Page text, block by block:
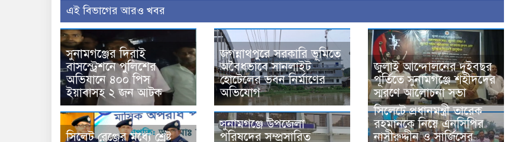
এই বিভাগের আরও খবর
সুনামগঞ্জের দিরাই
বাসস্ট্রেশনে পুলিশের
অভিযানে ৪০০ পিস
ইয়াবাসহ ২ জন আটক
জগন্নাথপুরে সরকারি ভূমিতে
অবৈধভাবে সানলাইট
হোটেলের ভবন নির্মাণের
অভিযোগ
জুলাই আন্দোলনের দুইবছর
পূর্তিতে সুনামগঞ্জে শহীদদের
স্মরণে আলোচনা সভা
সিলেট রেঞ্জের মধ্যে শ্রেষ্ট
সুনামগঞ্জে উপজেলা
পরিষদের সম্প্রসারিত
সিলেটে প্রধানমন্ত্রী তারেক
রহমানকে নিয়ে এনসিপির
নাসীরুদ্দীন ও সার্জিসের